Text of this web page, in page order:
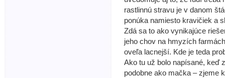
rastlinnú stravu je v danom
ponúka namiesto kravičiek a
Zdá sa to ako vynikajúce
jeho chov na hmyzích
oveľa lacnejší. Kde je teda
Ako tu už bolo napísané, keď
podobne ako mačka – zjeme